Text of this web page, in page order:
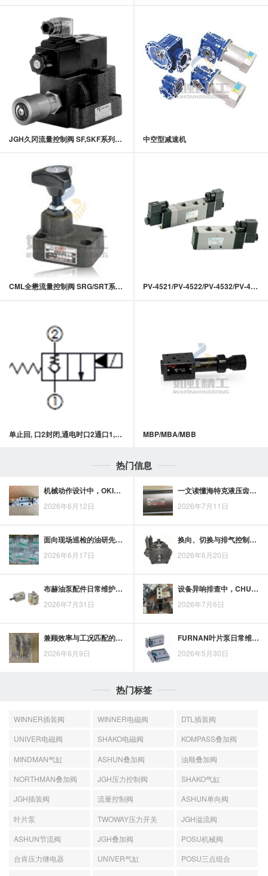
JGH久冈流量控制阀 SF,SKF系列电磁控制节流阀 中空型减速机
CML全懋流量控制阀 SRG/SRT系列节流阀 PV-4521/PV-4522/PV-4532/PV-4542
单止回, 口2封闭,通电时口2通口1,快速关闭型常闭提动轴型电磁方向阀 MBP/MBA/MBB
热门信息
机械动作设计中，OKINA旋转气缸的技术要点与应用价值
2026年6月12日
一文读懂海特克液压齿轮泵型号及参数，厘清压力、流量与排量的含义
2026年7月11日
面向现场巡检的油研先导式减压阀维护要点与注意事项
2026年6月17日
换向、切换与排气控制回路中，APMATIC三通电磁阀适用场景怎么判断
2026年6月20日
布赫油泵配件日常维护：密封、滤网、接头及磨损状态的定期检查要点
2026年7月31日
设备异响排查中，CHUYA电磁阀线圈故障诊断的关键检查点
2026年7月6日
兼顾效率与工况匹配的TOYOOKI内啮合齿轮泵选型思路
2026年6月9日
FURNAN叶片泵日常维护与保养要点，兼顾稳定运行和使用寿命管理
2026年5月30日
热门标签
WINNER插装阀 WINNER电磁阀
DTL插装阀
UNIVER电磁阀
SHAKO电磁阀
KOMPASS叠加阀
MINDMAN气缸
ASHUN叠加阀
油顺叠加阀
NORTHMAN叠加阀
JGH压力控制阀
SHAKO气缸
JGH插装阀
流量控制阀
ASHUN单向阀
叶片泵
TWOWAY压力开关
JGH溢流阀
ASHUN节流阀
JGH叠加阀
POSU机械阀
台肯压力继电器
UNIVER气缸
POSU三点组合